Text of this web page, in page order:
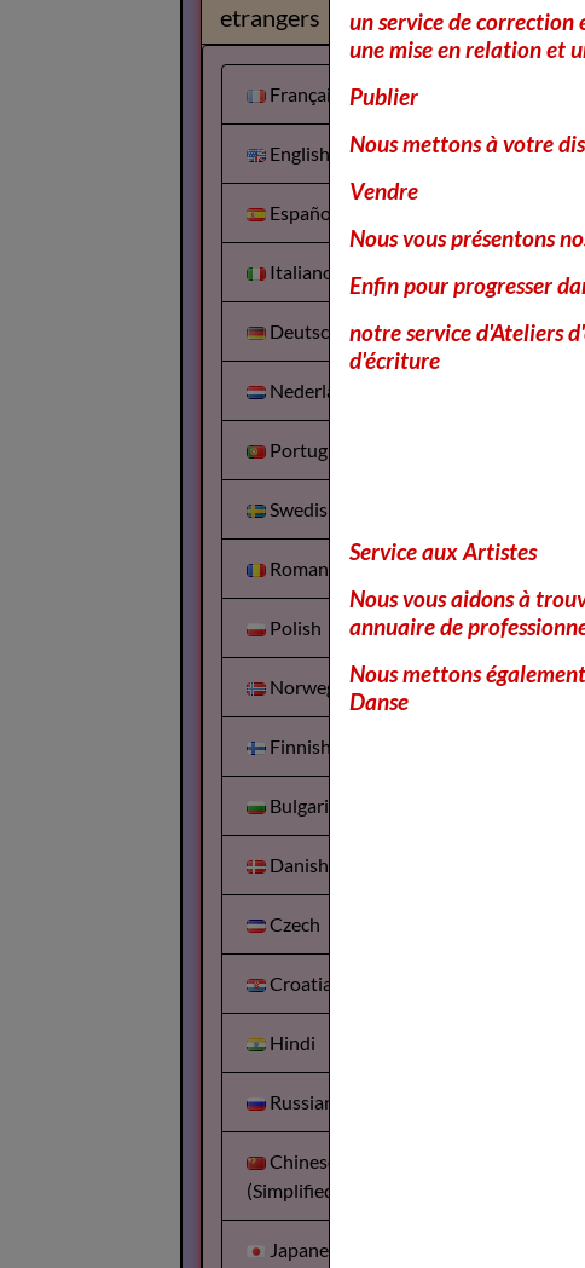
Site
etrangers
Français
English
Español
Italiano
Deutsch
Nederlands
Portuguesa
Swedish
Romanian
Polish
Norwegian
Finnish
Bulgarian
Danish
Czech
Croatian
Hindi
Russian
Chinese
(Simplified)
Japanese
un service de
une mise en relation et
Publier
Nous mettons à votre
Vendre
Nous vous présentons
Enfin pour progresser
notre service d'Ateliers
d'écriture
Service aux Artistes
Nous vous aidons à
annuaire de
Nous mettons
Danse